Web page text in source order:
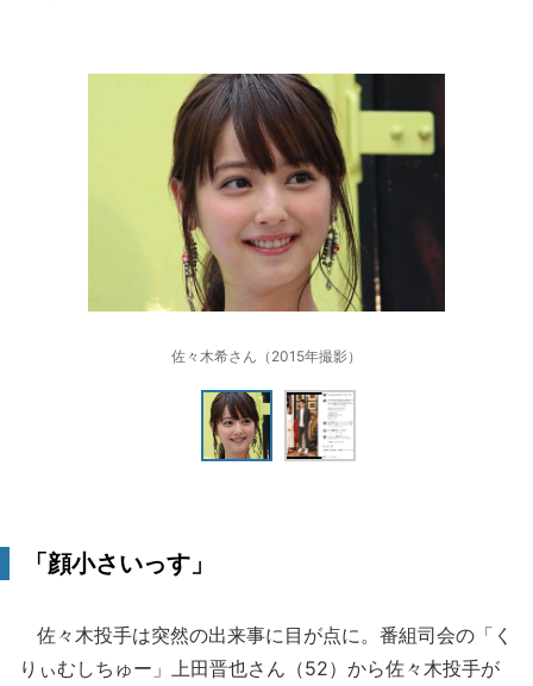
佐々木希さん（2015年撮影）
「顔小さいっす」
佐々木投手は突然の出来事に目が点に。番組司会の「く
りぃむしちゅー」上田晋也さん（52）から佐々木投手が